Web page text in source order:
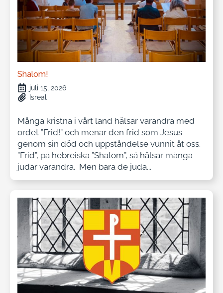
Shalom!
juli 15, 2026
Isreal
Många kristna i vårt land hälsar varandra med
ordet ”Frid!” och menar den frid som Jesus
genom sin död och uppståndelse vunnit åt oss.
”Frid”, på hebreiska ”Shalom”, så hälsar många
judar varandra. Men bara de juda...